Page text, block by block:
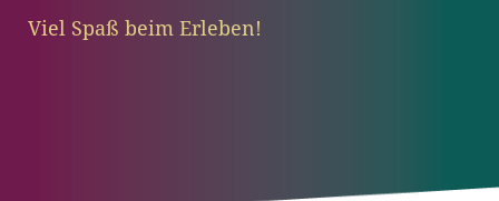
Viel Spaß beim Erleben!